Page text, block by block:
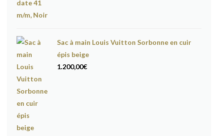
Sac à main Louis Vuitton Sorbonne en cuir
épis beige
1.200,00€